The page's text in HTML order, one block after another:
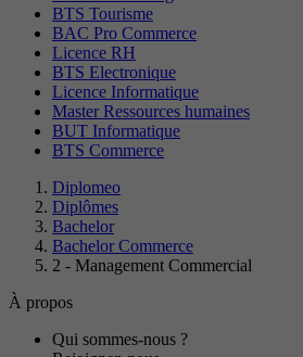
BTS Tourisme
BAC Pro Commerce
Licence RH
BTS Electronique
Licence Informatique
Master Ressources humaines
BUT Informatique
BTS Commerce
Diplomeo
Diplômes
Bachelor
Bachelor Commerce
2 - Management Commercial
À propos
Qui sommes-nous ?